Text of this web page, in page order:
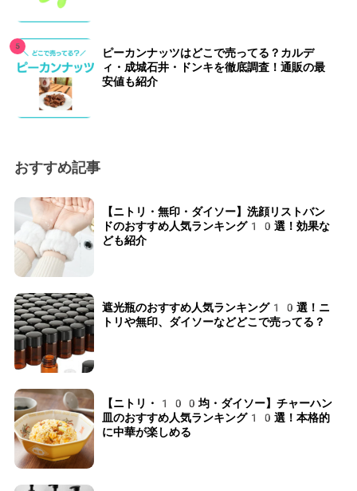
ピーカンナッツはどこで売ってる？カルデ
ィ・成城石井・ドンキを徹底調査！通販の最
安値も紹介
おすすめ記事
【ニトリ・無印・ダイソー】洗顔リストバン
ドのおすすめ人気ランキング10選！効果な
ども紹介
遮光瓶のおすすめ人気ランキング10選！ニ
トリや無印、ダイソーなどどこで売ってる？
【ニトリ・100均・ダイソー】チャーハン
皿のおすすめ人気ランキング10選！本格的
に中華が楽しめる